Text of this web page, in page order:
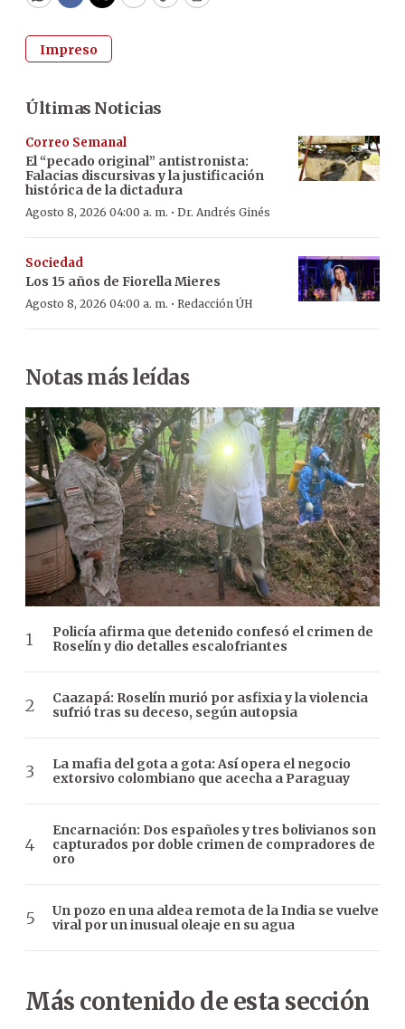
Impreso
Últimas Noticias
Correo Semanal
El “pecado original” antistronista:
Falacias discursivas y la justificación
histórica de la dictadura
Agosto 8, 2026 04:00 a. m. · Dr. Andrés Ginés
Sociedad
Los 15 años de Fiorella Mieres
Agosto 8, 2026 04:00 a. m. · Redacción ÚH
Notas más leídas
Policía afirma que detenido confesó el crimen de
Roselín y dio detalles escalofriantes
Caazapá: Roselín murió por asfixia y la violencia
sufrió tras su deceso, según autopsia
La mafia del gota a gota: Así opera el negocio
extorsivo colombiano que acecha a Paraguay
Encarnación: Dos españoles y tres bolivianos son
capturados por doble crimen de compradores de
oro
Un pozo en una aldea remota de la India se vuelve
viral por un inusual oleaje en su agua
Más contenido de esta sección